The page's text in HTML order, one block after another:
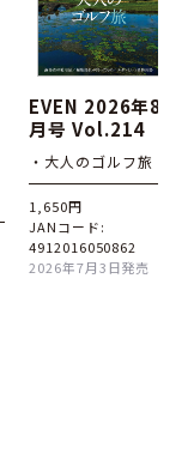
EVEN 2026年8
月号 Vol.214
・大人のゴルフ旅
1,650円
JANコード:
4912016050862
2026年7月3日発売